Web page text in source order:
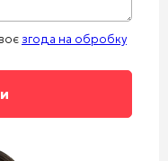
згода на обробку